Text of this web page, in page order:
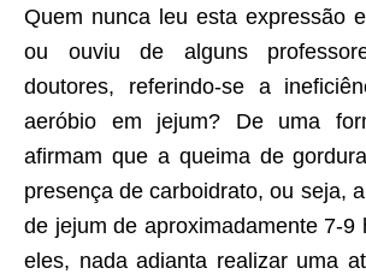
Quem nunca leu esta expressão
ou ouviu de alguns
doutores, referindo-se a
aeróbio em jejum? De uma
afirmam que a queima de
presença de carboidrato, ou seja,
de jejum de aproximadamente 7-9
eles, nada adianta realizar uma